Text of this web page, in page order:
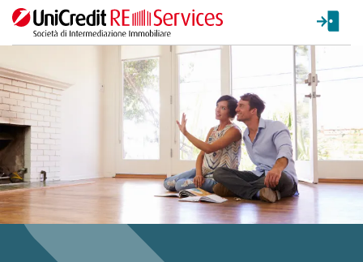
La ricerca verrà inviata automaticamente alla selezione delle